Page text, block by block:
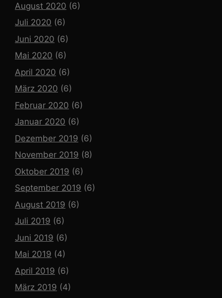
August 2020 (6)
Juli 2020 (6)
Juni 2020 (6)
Mai 2020 (6)
April 2020 (6)
März 2020 (6)
Februar 2020 (6)
Januar 2020 (6)
Dezember 2019 (6)
November 2019 (8)
Oktober 2019 (6)
September 2019 (6)
August 2019 (6)
Juli 2019 (6)
Juni 2019 (6)
Mai 2019 (4)
April 2019 (6)
März 2019 (4)